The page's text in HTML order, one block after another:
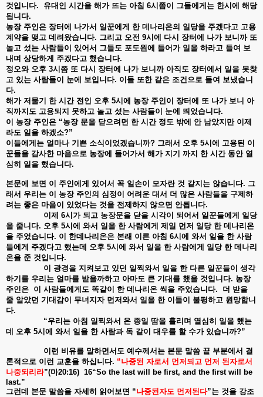
것입니다. 유대인 시간을 해가 뜨는 아침 6시쯤이 그들에게는 한시에 해당
됩니다.
농장 주인은 장터에 나가서 일꾼에게 한 데나리온의 일당을 주겠다고 고용
계약을 맺고 데려왔습니다. 그리고 오전 9시에 다시 장터에 나가 보니까 또
놀고 섰는 사람들이 있어서 그들도 포도원에 들어가 일을 하라고 들여 보
내며 상당하게 주겠다고 했습니다.
정오와 오후 3시쯤 또 다시 장터에 나가 보니까 아직도 장터에서 일을 못찾
고 있는 사람들이 눈에 보입니다. 이들 또한 같은 조건으로 들여 보냈습니
다.
해가 저물기 한 시간 전인 오후 5시에 농장 주인이 장터에 또 나가 보니 아
직까지도 고용되지 못하고 놀고 섰는 사람들이 눈에 띄었습니다.
이
농장 주인은 “농장 문을 닫으려면 한 시간 정도 밖에 안 남았지만 이제
라도 일을 하겠소?”
이들에게는 얼마나 기쁜 소식이었겠습니까? 그래서 오후 5시에 고용된 이
꾼들을 감사한 마음으로 농장에 들어가서 해가 지기 까지 한 시간 동안 열
심히 일을 했습니다.
본문에 보면 이 주인에게 있어서 꼭 일손이 모자란 것 같지는 않습니다. 그
래서 우리는 이 농장 주인의 심정이 어려운 대서 더 많은 사람들을 구제하
려는 좋은 마음이 있었다는 것을 전제하지 않으면 안됩니다.
이제 6시가 되고 농장문을 닫을 시각이 되어서 일꾼들에게 일당
을 줍니다. 오후 5시에 와서 일을 한 사람에게 제일 먼저 일당 한 데나리온
을 주었습니다. 이 한데나리온은 본래 이른 아침 6시에 와서 일을 한 사람
들에게 주겠다고 했는데 오후 5시에 와서 일을 한 사람에게 일당 한 데나리
온을 준 것입니다.
이
광경을 지켜보고 있던 일찍와서 일을 한 다른 일꾼들이 생각
하기를 우리는 얼마를 받을까하고 아마도 큰 기대를 했을 것입니다. 농장
주인은 이 사람들에게도 똑같이 한 데나리온 씩을 주었습니다. 더 받을
줄 알았던 기대감이 무너지자 먼저와서 일을 한 이들이 불평하고 원망합니
다.
“우리는 아침 일찍와서 온 종일 땀을 흘리며 열심히 일을 했는
데
오후 5시에 와서 일을 한 사람과 독 같이 대우를 할 수가 있습니까?”
이런 비유를 말하면서도 예수께서는 본문 말씀 끝 부분에서 결
론적으로 이런 교훈을 하십니다. “나중된 자로서 먼저되고 먼저 된자로서
나중되리라”(마20:16) 16“So the last will be first, and the first will be
last.”
그런데
본문 말씀을 자세히 읽어보면 “나중된자도 먼저된다”는 것을 강조